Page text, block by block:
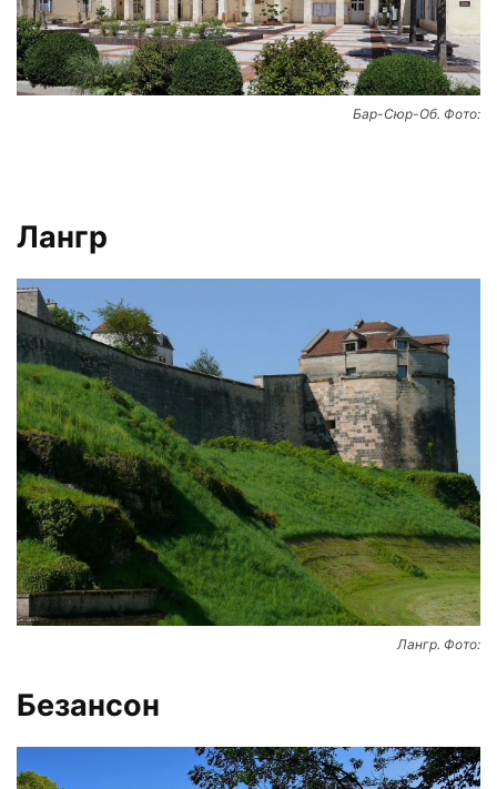
Бар-Сюр-Об. Фото:
Лангр
Лангр. Фото:
Безансон